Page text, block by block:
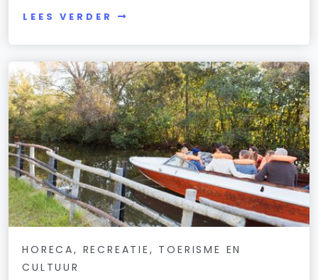
LEES VERDER
HORECA, RECREATIE, TOERISME EN
CULTUUR